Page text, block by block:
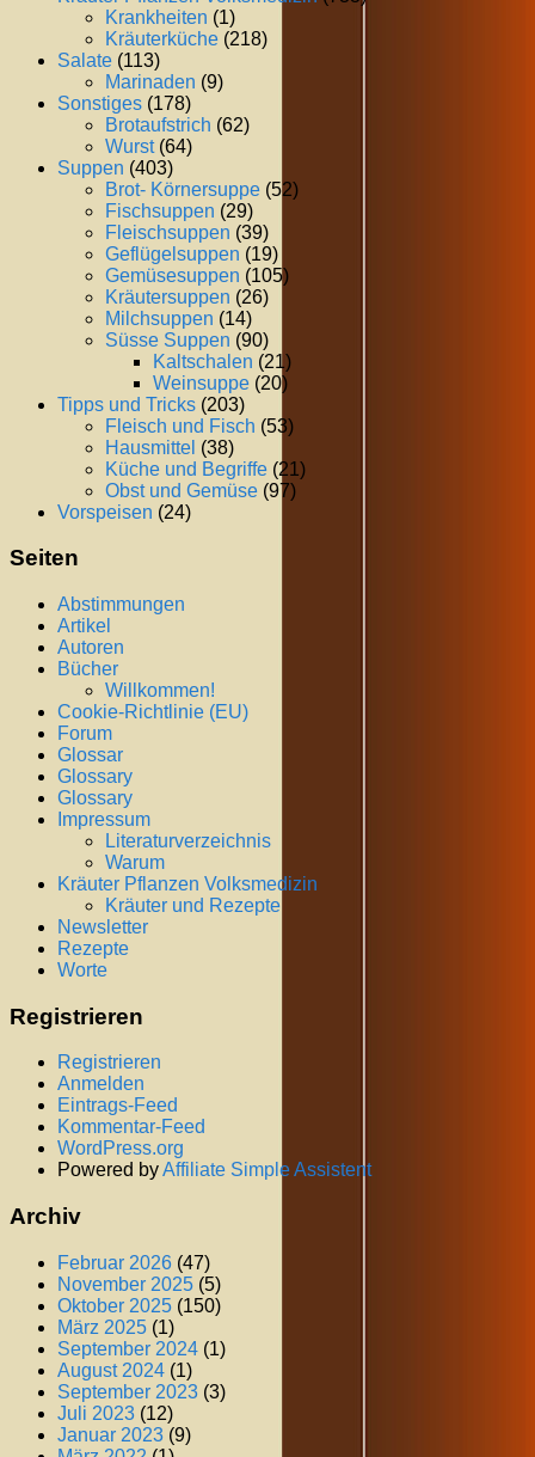
Krankheiten (1)
Kräuterküche (218)
Salate (113)
Marinaden (9)
Sonstiges (178)
Brotaufstrich (62)
Wurst(64)
Suppen (403)
Brot- Körnersuppe (52)
Fischsuppen (29)
Fleischsuppen (39)
Geflügelsuppen (19)
Gemüsesuppen (105)
Kräutersuppen (26)
Milchsuppen (14)
Süsse Suppen (90)
Kaltschalen (21)
Weinsuppe (20)
Tipps und Tricks (203)
Fleisch und Fisch (53)
Hausmittel (38)
Küche und Begriffe (21)
Obst und Gemüse (97)
Vorspeisen (24)
Seiten
Abstimmungen
Artikel
Autoren
Bücher
Willkommen!
Cookie-Richtlinie (EU)
Forum
Glossar
Glossary
Glossary
Impressum
Literaturverzeichnis
Warum
Kräuter Pflanzen Volksmedizin
Kräuter und Rezepte
Newsletter
Rezepte
Worte
Registrieren
Registrieren
Anmelden
Eintrags-Feed
Kommentar-Feed
WordPress.org
Powered byAffiliate Simple Assistent
Archiv
Februar 2026 (47)
November 2025 (5)
Oktober 2025 (150)
März 2025 (1)
September 2024 (1)
August 2024 (1)
September 2023 (3)
Juli 2023 (12)
Januar 2023 (9)